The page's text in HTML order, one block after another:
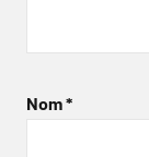
Nom*